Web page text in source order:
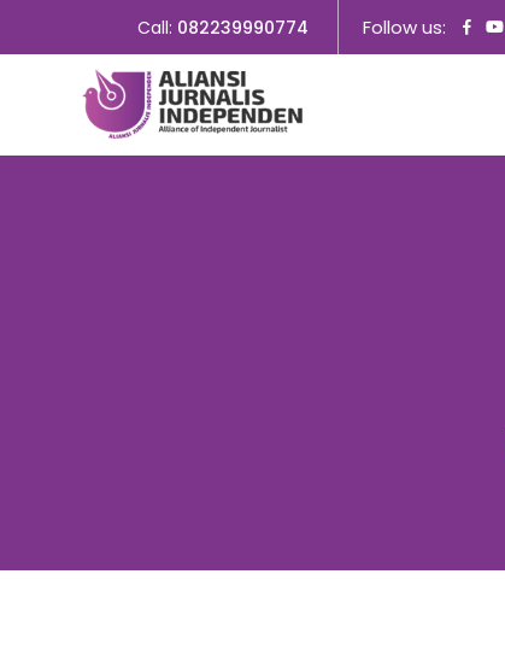
Call: 082239990774 Follow us: